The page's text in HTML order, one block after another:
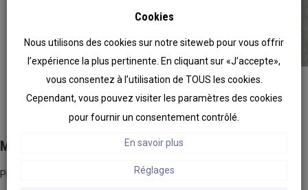
Mise en place des injecteurs
Placer une
dans chaque trou et frapper au
Cookies
Nous utilisons des cookies sur notre siteweb pour vous offrir
l’expérience la plus pertinente. En cliquant sur «J’accepte»,
vous consentez à l’utilisation de TOUS les cookies.
Cependant, vous pouvez visiter les paramètres des cookies
pour fournir un consentement contrôlé.
En savoir plus
Réglages